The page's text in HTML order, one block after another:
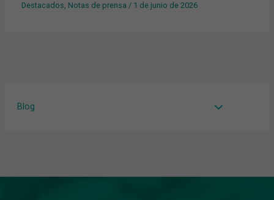
Blog
Destacados, Notas de prensa / 1 de junio de 2026